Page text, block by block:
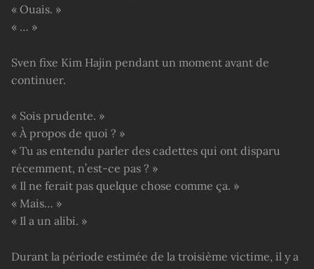
« Ouais. »
« … »
Sven fixe Kim Hajin pendant un moment avant de
continuer.
« Sois prudente. »
« À propos de quoi ? »
« Tu as entendu parler des cadettes qui ont disparu
récemment, n’est-ce pas ? »
« Il ne ferait pas quelque chose comme ça. »
« Mais… »
« Il a un alibi. »
Durant la période estimée de la troisième victime, il y a